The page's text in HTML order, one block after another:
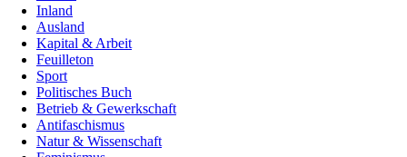
Inland
Ausland
Kapital & Arbeit
Feuilleton
Sport
Politisches Buch
Betrieb & Gewerkschaft
Antifaschismus
Natur & Wissenschaft